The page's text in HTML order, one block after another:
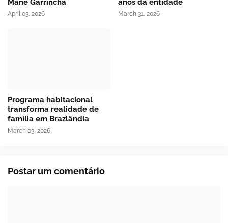
Mané Garrincha
April 03, 2026
anos da entidade
March 31, 2026
Programa habitacional
transforma realidade de
família em Brazlândia
March 03, 2026
Postar um comentário